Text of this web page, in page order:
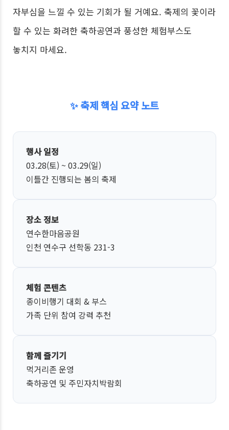
자부심을 느낄 수 있는 기회가 될 거예요. 축제의 꽃이라
할 수 있는 화려한 축하공연과 풍성한 체험부스도
놓치지 마세요.
✨ 축제 핵심 요약 노트
행사 일정
03.28(토) ~ 03.29(일)
이틀간 진행되는 봄의 축제
장소 정보
연수한마음공원
인천 연수구 선학동 231-3
체험 콘텐츠
종이비행기 대회 & 부스
가족 단위 참여 강력 추천
함께 즐기기
먹거리존 운영
축하공연 및 주민자치박람회